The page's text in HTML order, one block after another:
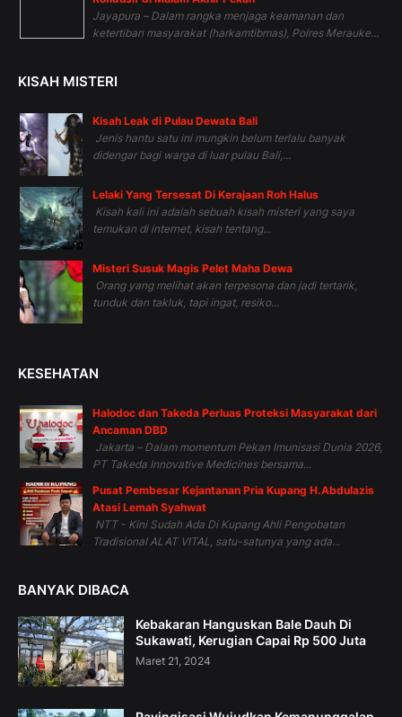
Jayapura – Dalam rangka menjaga keamanan dan
ketertiban masyarakat (harkamtibmas), Polres Merauke...
KISAH MISTERI
Kisah Leak di Pulau Dewata Bali
Jenis hantu satu ini mungkin belum terlalu banyak
didengar bagi warga di luar pulau Bali,...
Lelaki Yang Tersesat Di Kerajaan Roh Halus
Kisah kali ini adalah sebuah kisah misteri yang saya
temukan di internet, kisah tentang...
Misteri Susuk Magis Pelet Maha Dewa
Orang yang melihat akan terpesona dan jadi tertarik,
tunduk dan takluk, tapi ingat, resiko...
KESEHATAN
Halodoc dan Takeda Perluas Proteksi Masyarakat dari
Ancaman DBD
Jakarta – Dalam momentum Pekan Imunisasi Dunia 2026,
PT Takeda Innovative Medicines bersama...
Pusat Pembesar Kejantanan Pria Kupang H.Abdulazis
Atasi Lemah Syahwat
NTT - Kini Sudah Ada Di Kupang Ahli Pengobatan
Tradisional ALAT VITAL, satu-satunya yang ada...
BANYAK DIBACA
Kebakaran Hanguskan Bale Dauh Di
Sukawati, Kerugian Capai Rp 500 Juta
Maret 21, 2024